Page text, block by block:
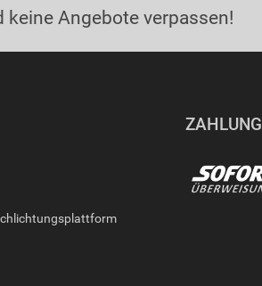
Angebote verpassen!
ZAHLUNG